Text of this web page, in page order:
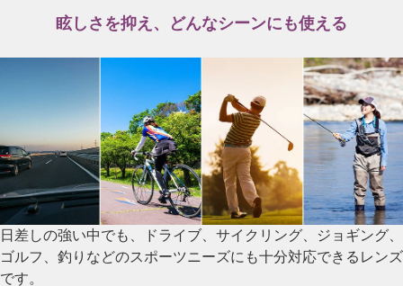
眩しさを抑え、どんなシーンにも使える
日差しの強い中でも、ドライブ、サイクリング、ジョギング、
ゴルフ、釣りなどのスポーツニーズにも十分対応できるレンズ
です。